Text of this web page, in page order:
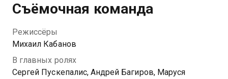
Съёмочная команда
Режиссёры
Михаил Кабанов
В главных ролях
Сергей Пускепалис, Андрей Багиров, Маруся